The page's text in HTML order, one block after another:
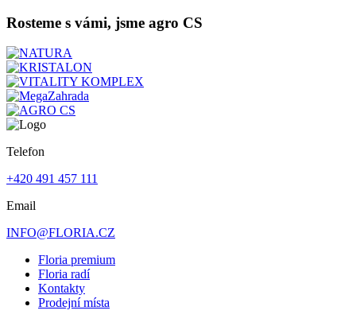
Rosteme s vámi, jsme agro CS
Telefon
+420 491 457 111
Email
INFO@FLORIA.CZ
Floria premium
Floria radí
Kontakty
Prodejní místa